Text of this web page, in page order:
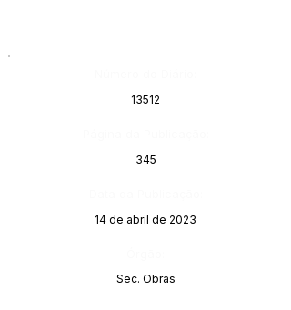
13512
345
14 de abril de 2023
Sec. Obras